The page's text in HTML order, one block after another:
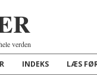
verden
INDEKS LÆS